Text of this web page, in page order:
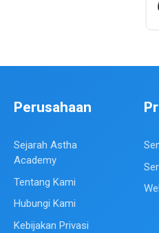
Perusahaan
Sejarah Astha
Academy
Tentang Kami
Hubungi Kami
Kebijakan Privasi